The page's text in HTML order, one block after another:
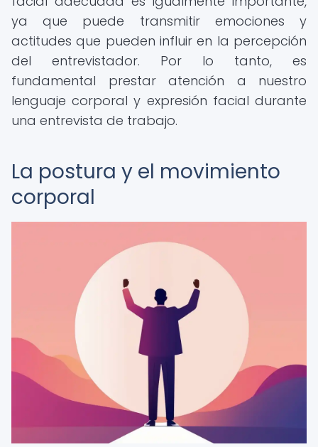
ya que puede transmitir emociones y
actitudes que pueden influir en la percepción
del entrevistador. Por lo tanto, es
fundamental prestar atención a nuestro
lenguaje corporal y expresión facial durante
una entrevista de trabajo.
La postura y el movimiento
corporal